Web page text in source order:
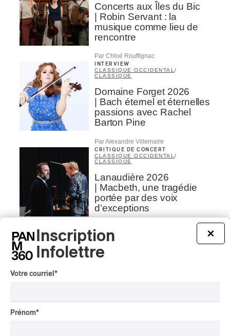
Concerts aux Îles du Bic
| Robin Servant : la
musique comme lieu de
rencontre
Par Chloé Rouffignac
INTERVIEW
CLASSIQUE OCCIDENTAL /
CLASSIQUE
Domaine Forget 2026
| Bach éternel et éternelles
passions avec Rachel
Barton Pine
Par Alexandre Villemaire
CRITIQUE DE CONCERT
CLASSIQUE OCCIDENTAL /
CLASSIQUE
Lanaudière 2026
| Macbeth, une tragédie
portée par des voix
d’exceptions
CRITIQUE DE CONCERT
ROCK/
OSHEAGA 2026 I Not For
×
Inscription
Infolettre
Votre courriel *
Prénom*